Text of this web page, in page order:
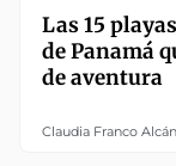
Las 15
de Panamá
de aventura
Claudia Franco